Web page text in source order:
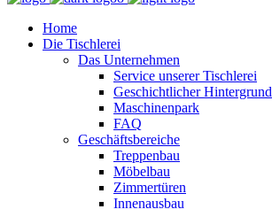
Home
Die Tischlerei
Das Unternehmen
Service unserer Tischlerei
Geschichtlicher Hintergrund
Maschinenpark
FAQ
Geschäftsbereiche
Treppenbau
Möbelbau
Zimmertüren
Innenausbau